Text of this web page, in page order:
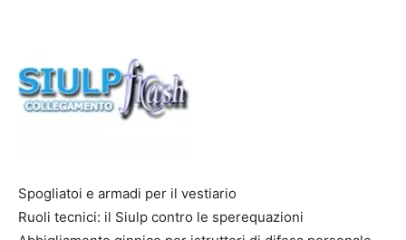
Spogliatoi e armadi per il vestiario
Ruoli tecnici: il Siulp contro le sperequazioni